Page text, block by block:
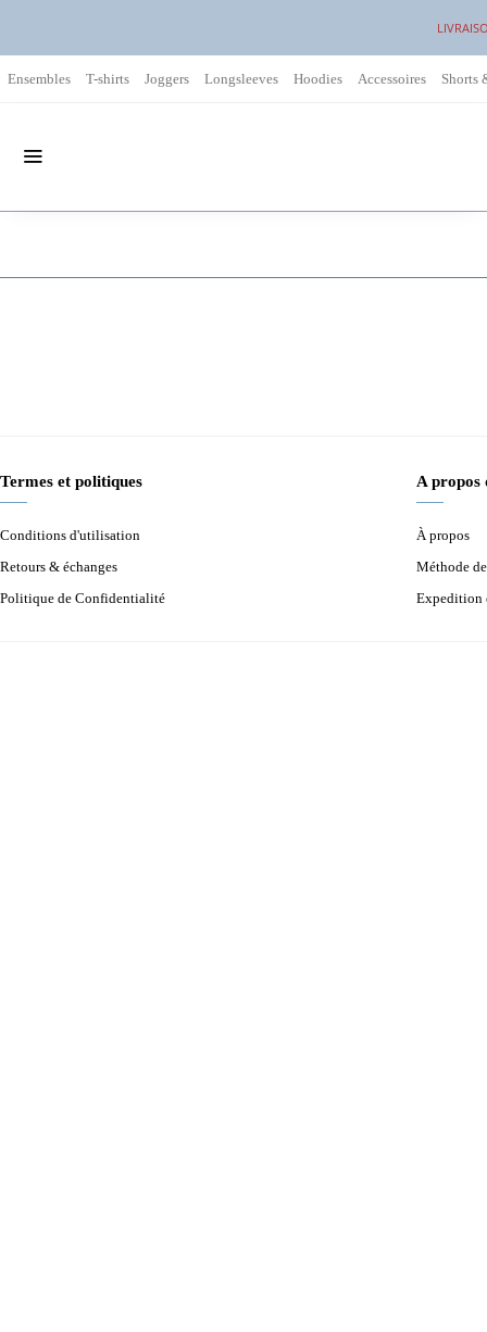
Ensembles T-shirts Joggers Longsleeves Hoodies Accessoires Shorts
Termes et politiques
Conditions d'utilisation
Retours & échanges
Politique de Confidentialité
A propos
À propos
Méthode
Expedition